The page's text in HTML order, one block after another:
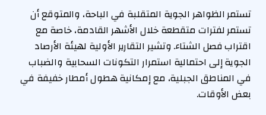
تستمر الظواهر الجوية المتقلبة في الباحة، والمتوقع أن
تستمر لفترات متقطعة خلال الأشهر القادمة، خاصة مع
اقتراب فصل الشتاء. وتشير التقارير الأولية لهيئة الأرصاد
الجوية إلى احتمالية استمرار التكونات السحابية والضباب
في المناطق الجبلية، مع إمكانية هطول أمطار خفيفة في
بعض الأوقات.